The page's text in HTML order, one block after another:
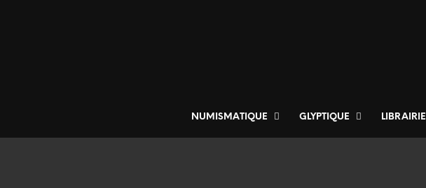
NUMISMATIQUE GLYPTIQUE LIBRAIRIE